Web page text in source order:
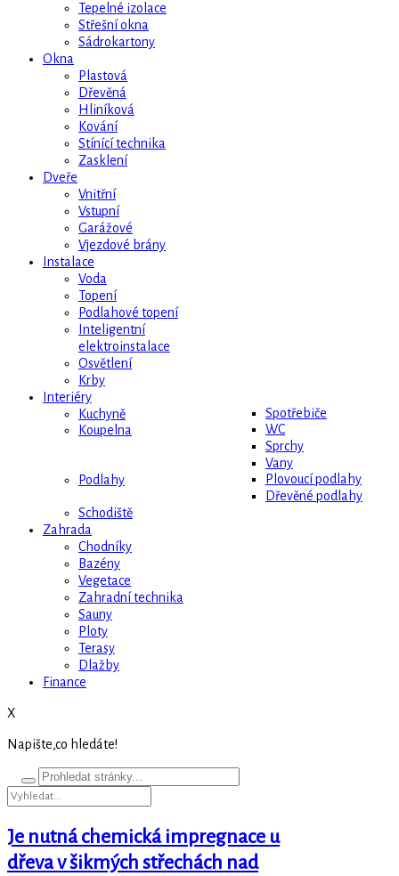
Tepelné izolace
Střešní okna
Sádrokartony
Okna
Plastová
Dřevěná
Hliníková
Kování
Stínící technika
Zasklení
Dveře
Vnitřní
Vstupní
Garážové
Vjezdové brány
Instalace
Voda
Topení
Podlahové topení
Inteligentní
elektroinstalace
Osvětlení
Krby
Interiéry
Kuchyně
Spotřebiče
Koupelna
WC
Sprchy
Vany
Podlahy
Plovoucí podlahy
Dřevěné podlahy
Schodiště
Zahrada
Chodníky
Bazény
Vegetace
Zahradní technika
Sauny
Ploty
Terasy
Dlažby
Finance
X
Napište,co hledáte!
Je nutná chemická impregnace u
dřeva v šikmých střechách nad